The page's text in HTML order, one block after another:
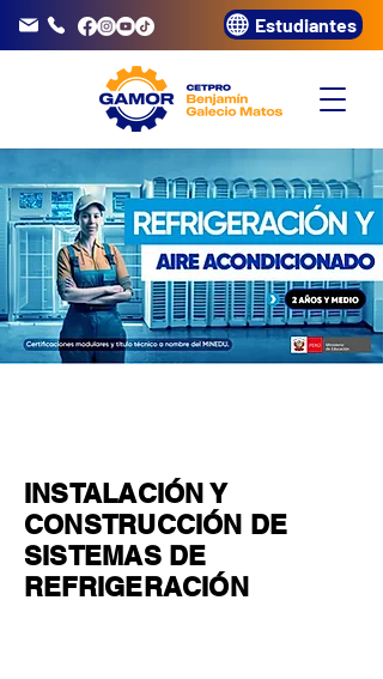
3320072 Estudiantes
INSTALACIÓN Y
CONSTRUCCIÓN DE
SISTEMAS DE
REFRIGERACIÓN